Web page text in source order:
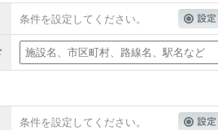
条件を設定してください。
条件を設定してください。